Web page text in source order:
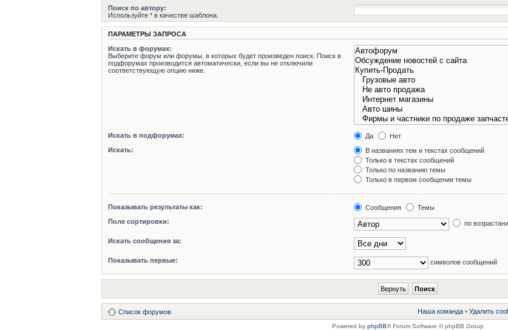
Поиск по автору:
Используйте * в качестве шаблона.
ПАРАМЕТРЫ ЗАПРОСА
Искать в форумах:
Выберите форум или форумы, в которых будет произведен поиск. Поиск в
подфорумах производится автоматически, если вы не отключили
соответствующую опцию ниже.
Искать в подфорумах: Да
Нет
Искать:
В названиях тем и текстах сообщений
Только в текстах сообщений
Только по названию темы
Только в первом сообщении темы
Показывать результаты как: Сообщения
Темы
Поле сортировки:
по
Искать сообщения за:
Показывать первые: символов сообщений
Список форумов Наша команда • Удалить
Powered by phpBB® Forum Software © phpBB Group